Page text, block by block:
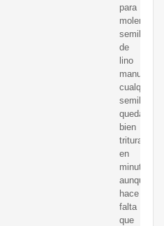
para
moler
semillas
de
lino
cualquier
semilla
queda
bien
triturada
en
minutos,
aunque
hace
falta
que